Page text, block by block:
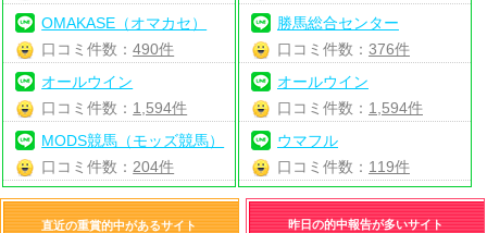
OMAKASE（オマカセ）
口コミ件数：490件
オールウイン
口コミ件数： 1,594件
MODS競馬（モッズ競馬）
口コミ件数： 204件
勝馬総合センター
口コミ件数： 376件
オールウイン
口コミ件数： 1,594件
ウマフル
口コミ件数： 119件
直近の重賞的中があるサイト 昨日の的中報告が多いサイト